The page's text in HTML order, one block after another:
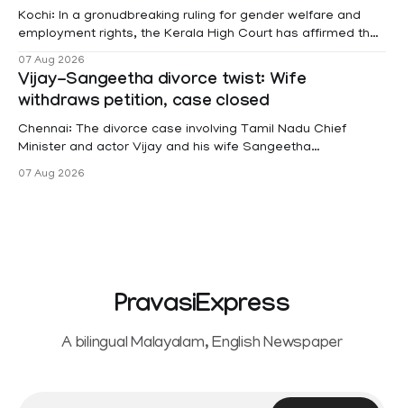
Kochi: In a gronudbreaking ruling for gender welfare and
employment rights, the Kerala High Court has affirmed that
projects are eligible for paid medical leave following
hysterectomy surgery under the Kerala Service Rules
(KSR). The court noted that since essential benefits like
maternity
07 Aug 2026
Vijay-Sangeetha divorce twist: Wife
withdraws petition, case closed
Chennai: The divorce case involving Tamil Nadu Chief
Minister and actor Vijay and his wife Sangeetha
Sowrnalingam has taken a new turn after Sangeetha
07 Aug 2026
PravasiExpress
A bilingual Malayalam, English Newspaper